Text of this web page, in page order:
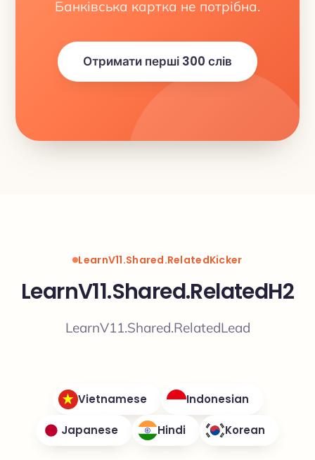
Банківська картка не потрібна.
Отримати перші 300 слів
LearnV11.Shared.RelatedKicker
LearnV11.Shared.RelatedH2
LearnV11.Shared.RelatedLead
Vietnamese Indonesian
Japanese Hindi Korean